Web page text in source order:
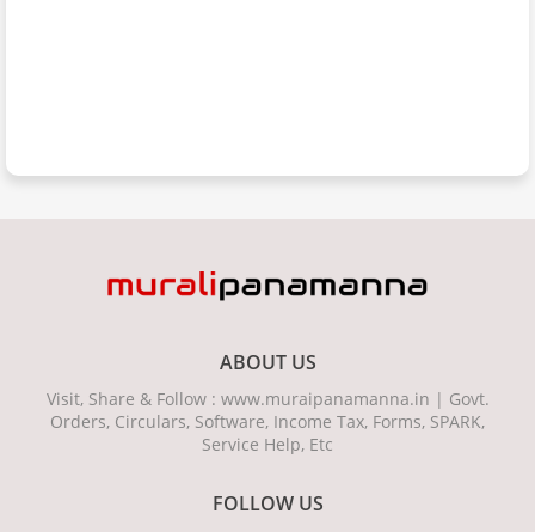
ABOUT US
Visit, Share & Follow : www.muraipanamanna.in | Govt.
Orders, Circulars, Software, Income Tax, Forms, SPARK,
Service Help, Etc
FOLLOW US